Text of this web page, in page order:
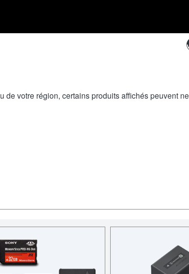
de votre région, certains produits affichés peuvent